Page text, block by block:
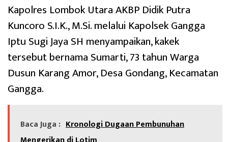
Kapolres Lombok Utara AKBP Didik Putra
Kuncoro S.I.K., M.Si. melalui Kapolsek Gangga
Iptu Sugi Jaya SH menyampaikan, kakek
tersebut bernama Sumarti, 73 tahun Warga
Dusun Karang Amor, Desa Gondang, Kecamatan
Gangga.
Baca Juga : Kronologi Dugaan Pembunuhan